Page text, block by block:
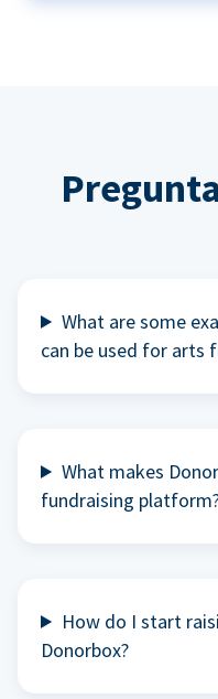
What are some
can be used for arts
What makes
fundraising
How do I start
Donorbox?